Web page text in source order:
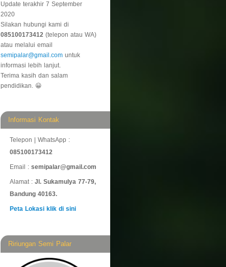
Update terakhir 7 September
2020
Silakan hubungi kami di
085100173412 (telepon atau WA)
atau melalui email
semipalar@gmail.com untuk
informasi lebih lanjut.
Terima kasih dan salam
pendidikan. 😀
Informasi Kontak
Telepon | WhatsApp :
085100173412
Email : semipalar@gmail.com
Alamat : Jl. Sukamulya 77-79,
Bandung 40163.
Peta Lokasi klik di sini
Ririungan Semi Palar